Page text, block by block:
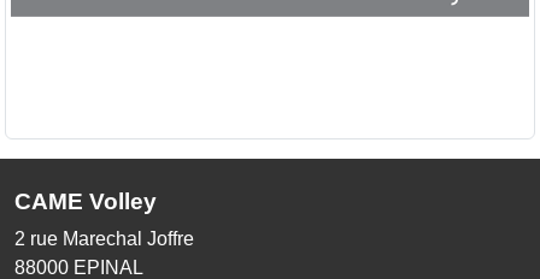
CAME Volley
2 rue Marechal Joffre
88000 EPINAL